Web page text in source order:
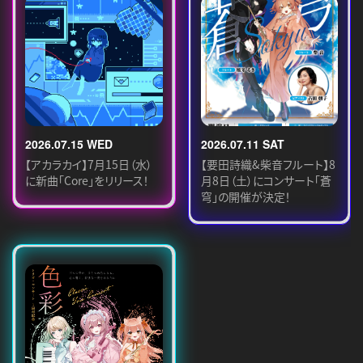
2026.07.15 WED
【アカラカイ】7月15日（水）
に新曲「Core」をリリース！
2026.07.11 SAT
【要田詩織&柴音フルート】8
月8日（土）にコンサート「蒼
穹」の開催が決定！